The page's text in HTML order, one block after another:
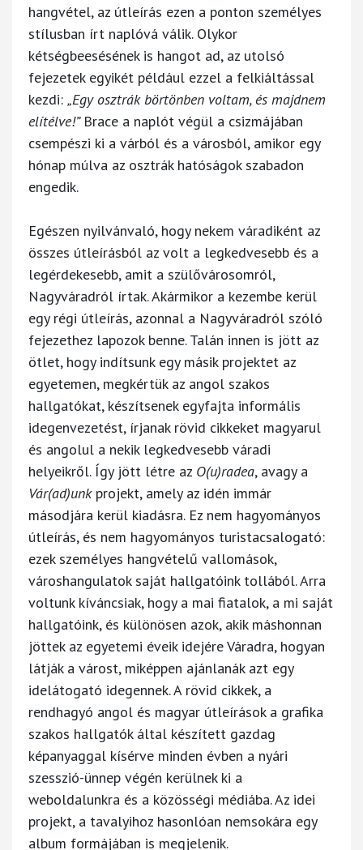
hangvétel, az útleírás ezen a ponton személyes
stílusban írt naplóvá válik. Olykor
kétségbeesésének is hangot ad, az utolsó
fejezetek egyikét például ezzel a felkiáltással
kezdi: „Egy osztrák börtönben voltam, és majdnem
elítélve!” Brace a naplót végül a csizmájában
csempészi ki a várból és a városból, amikor egy
hónap múlva az osztrák hatóságok szabadon
engedik.
Egészen nyilvánvaló, hogy nekem váradiként az
összes útleírásból az volt a legkedvesebb és a
legérdekesebb, amit a szülővárosomról,
Nagyváradról írtak. Akármikor a kezembe kerül
egy régi útleírás, azonnal a Nagyváradról szóló
fejezethez lapozok benne. Talán innen is jött az
ötlet, hogy indítsunk egy másik projektet az
egyetemen, megkértük az angol szakos
hallgatókat, készítsenek egyfajta informális
idegenvezetést, írjanak rövid cikkeket magyarul
és angolul a nekik legkedvesebb váradi
helyeikről. Így jött létre az O(u)radea, avagy a
Vár(ad)unkprojekt, amely az idén immár
másodjára kerül kiadásra. Ez nem hagyományos
útleírás, és nem hagyományos turistacsalogató:
ezek személyes hangvételű vallomások,
városhangulatok saját hallgatóink tollából. Arra
voltunk kíváncsiak, hogy a mai fiatalok, a mi saját
hallgatóink, és különösen azok, akik máshonnan
jöttek az egyetemi éveik idejére Váradra, hogyan
látják a várost, miképpen ajánlanák azt egy
idelátogató idegennek. A rövid cikkek, a
rendhagyó angol és magyar útleírások a grafika
szakos hallgatók által készített gazdag
képanyaggal kísérve minden évben a nyári
szesszió-ünnep végén kerülnek ki a
weboldalunkra és a közösségi médiába. Az idei
projekt, a tavalyihoz hasonlóan nemsokára egy
album formájában is megjelenik.